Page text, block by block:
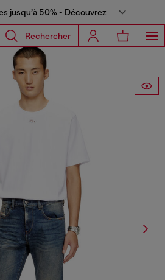
jusqu’à 50% - Découvrez
Rechercher